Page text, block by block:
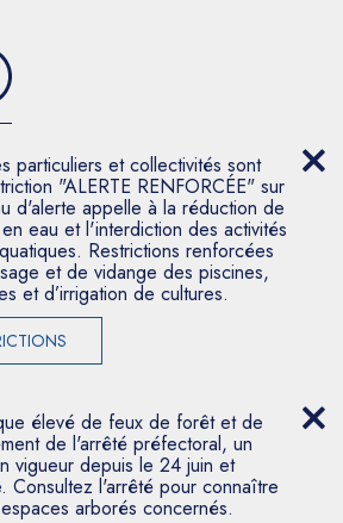
particuliers et collectivités sont
"ALERTE RENFORCÉE" sur
d'alerte appelle à la réduction de
eau et l'interdiction des activités
Restrictions renforcées
et de vidange des piscines,
et d’irrigation de cultures.
élevé de feux de forêt et de
de l'arrêté préfectoral, un
vigueur depuis le 24 juin et
Consultez l'arrêté pour connaître
arborés concernés.